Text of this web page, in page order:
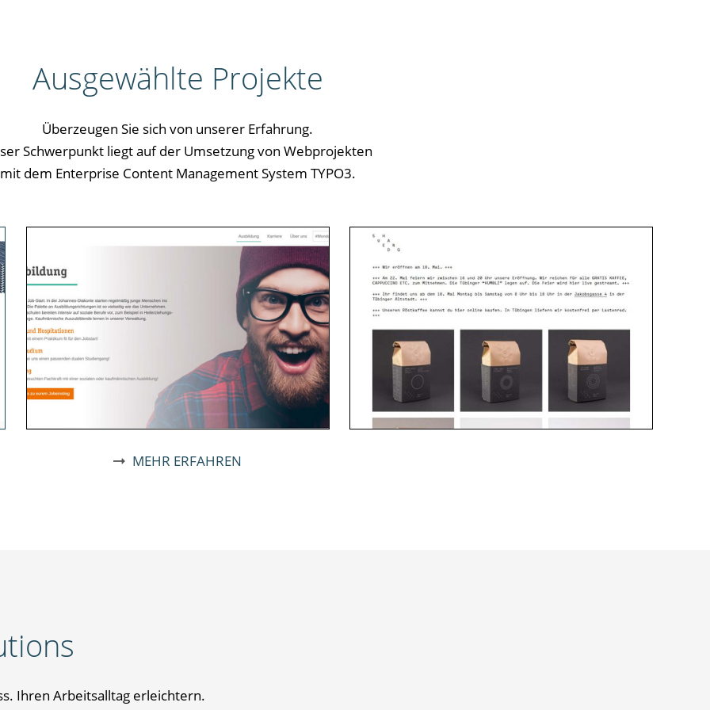
Ausgewählte Projekte
Überzeugen Sie sich von unserer Erfahrung.
Schwerpunkt liegt auf der Umsetzung von Webprojekten
mit dem Enterprise Content Management System TYPO3.
MEHR ERFAHREN
Ihren Arbeitsalltag erleichtern.